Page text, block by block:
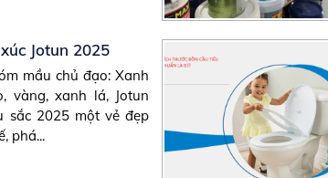
Jotun 2025
mầu chủ đạo: Xanh
vàng, xanh lá, Jotun
sắc 2025 một vẻ đẹp
phá...